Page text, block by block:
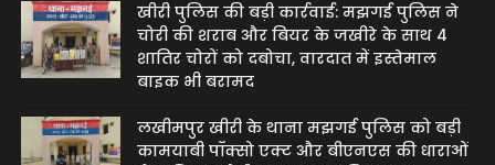
खीरी पुलिस की बड़ी कार्रवाई: मझगई पुलिस ने
चोरी की शराब और बियर के जखीरे के साथ 4
शातिर चोरों को दबोचा, वारदात में इस्तेमाल
बाइक भी बरामद
लखीमपुर खीरी के थाना मझगई पुलिस को बड़ी
कामयाबी पॉक्सो एक्ट और बीएनएस की धाराओं